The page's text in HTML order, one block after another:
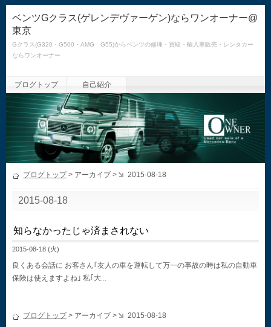
ベンツGクラス(ゲレンデヴァーゲン)ならワンオーナー@
東京
Gクラス(G320・G500・AMG G55)からベンツの修理・買取・輸入車販売・レンタカー
ならワンオーナー
ブログトップ 自己紹介
ブログトップ> アーカイブ > 2015-08-18
2015-08-18
知らなかったじゃ済まされない
2015-08-18 (火)
良くある会話に お客さん｢友人の車を運転して万一の事故の時は私の自動車
保険は使えますよね｣ 私｢大...
ブログトップ> アーカイブ > 2015-08-18